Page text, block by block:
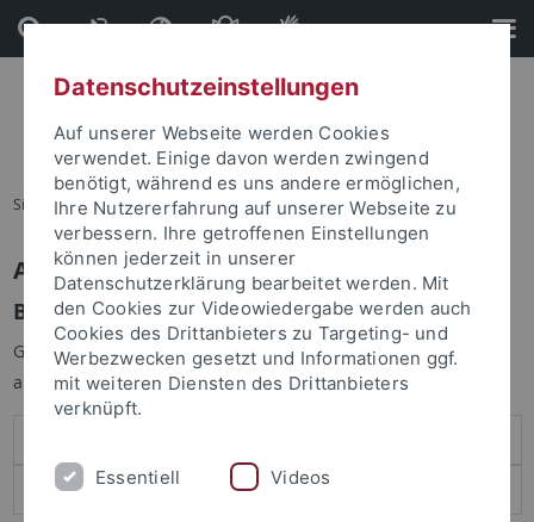
Direkt
zum
Inhalt
Direkt
zur
Fußleiste
Sie sind hier: Startseite
Anmelden
Benutzeranmeldung
Geben Sie Ihren Benutzernamen und Ihr Passwort an um sich
anzumelden:
Datenschutzeinstellungen
Auf unserer Webseite werden Cookies
verwendet. Einige davon werden zwingend
benötigt, während es uns andere ermöglichen,
Ihre Nutzererfahrung auf unserer Webseite zu
verbessern. Ihre getroffenen Einstellungen
können jederzeit in unserer
Datenschutzerklärung bearbeitet werden. Mit
den Cookies zur Videowiedergabe werden auch
Cookies des Drittanbieters zu Targeting- und
Werbezwecken gesetzt und Informationen ggf.
mit weiteren Diensten des Drittanbieters
verknüpft.
Essentiell Videos